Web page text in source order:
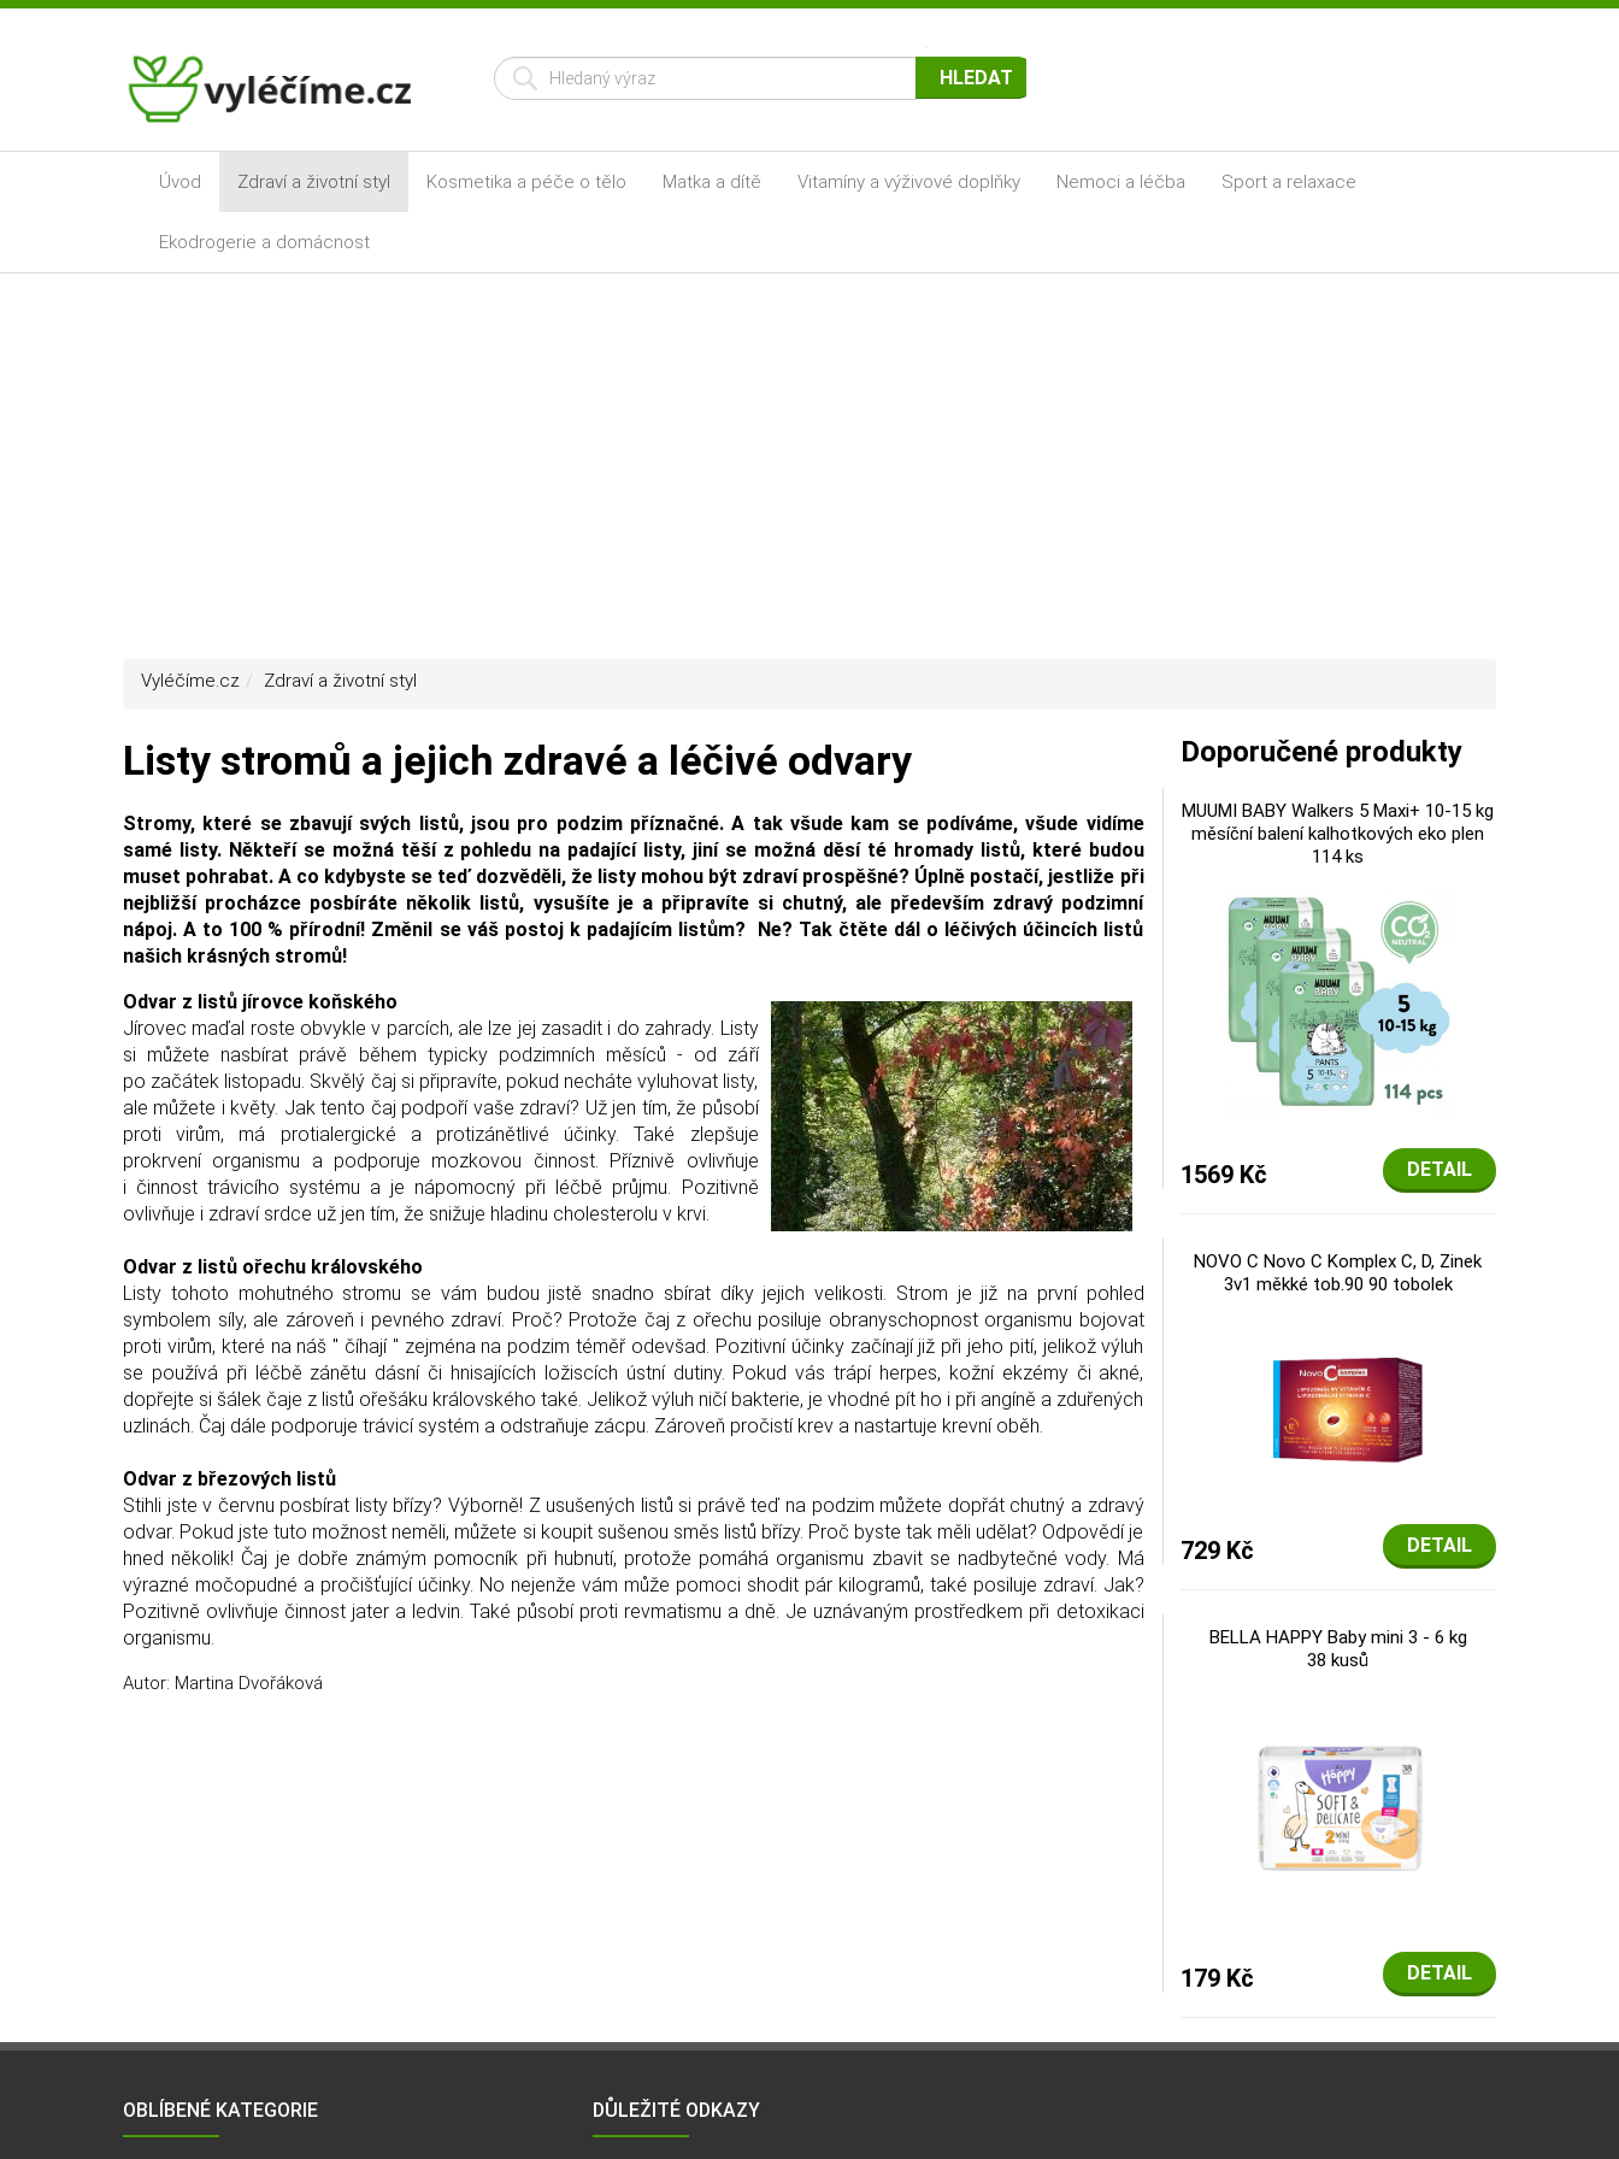
HLEDAT
Úvod Zdraví a životní styl Kosmetika a péče o tělo Matka a dítě Vitamíny a výživové doplňky Nemoci a léčba Sport a relaxace
Ekodrogerie a domácnost
Vyléčíme.cz Zdraví a životní styl
Listy stromů a jejich zdravé a léčivé odvary
Stromy, které se zbavují svých listů, jsou pro podzim příznačné. A tak všude kam se podíváme, všude vidíme
samé listy. Někteří se možná těší z pohledu na padající listy, jiní se možná děsí té hromady listů, které budou
muset pohrabat. A co kdybyste se teď dozvěděli, že listy mohou být zdraví prospěšné? Úplně postačí, jestliže při
nejbližší procházce posbíráte několik listů, vysušíte je a připravíte si chutný, ale především zdravý podzimní
nápoj. A to 100 % přírodní! Změnil se váš postoj k padajícím listům? Ne? Tak čtěte dál o léčivých účincích listů
našich krásných stromů!
Odvar z listů jírovce koňského
Jírovec maďal roste obvykle v parcích, ale lze jej zasadit i do zahrady. Listy
si můžete nasbírat právě během typicky podzimních měsíců - od září
po začátek listopadu. Skvělý čaj si připravíte, pokud necháte vyluhovat listy,
ale můžete i květy. Jak tento čaj podpoří vaše zdraví? Už jen tím, že působí
proti virům, má protialergické a protizánětlivé účinky. Také zlepšuje
prokrvení organismu a podporuje mozkovou činnost. Příznivě ovlivňuje
i činnost trávicího systému a je nápomocný při léčbě průjmu. Pozitivně
ovlivňuje i zdraví srdce už jen tím, že snižuje hladinu cholesterolu v krvi.
Odvar z listů ořechu královského
Listy tohoto mohutného stromu se vám budou jistě snadno sbírat díky jejich velikosti. Strom je již na první pohled
symbolem síly, ale zároveň i pevného zdraví. Proč? Protože čaj z ořechu posiluje obranyschopnost organismu bojovat
proti virům, které na náš " číhají " zejména na podzim téměř odevšad. Pozitivní účinky začínají již při jeho pití, jelikož výluh
se používá při léčbě zánětu dásní či hnisajících ložiscích ústní dutiny. Pokud vás trápí herpes, kožní ekzémy či akné,
dopřejte si šálek čaje z listů ořešáku královského také. Jelikož výluh ničí bakterie, je vhodné pít ho i při angíně a zduřených
uzlinách. Čaj dále podporuje trávicí systém a odstraňuje zácpu. Zároveň pročistí krev a nastartuje krevní oběh.
Odvar z březových listů
Stihli jste v červnu posbírat listy břízy? Výborně! Z usušených listů si právě teď na podzim můžete dopřát chutný a zdravý
odvar. Pokud jste tuto možnost neměli, můžete si koupit sušenou směs listů břízy. Proč byste tak měli udělat? Odpovědí je
hned několik! Čaj je dobře známým pomocník při hubnutí, protože pomáhá organismu zbavit se nadbytečné vody. Má
výrazné močopudné a pročišťující účinky. No nejenže vám může pomoci shodit pár kilogramů, také posiluje zdraví. Jak?
Pozitivně ovlivňuje činnost jater a ledvin. Také působí proti revmatismu a dně. Je uznávaným prostředkem při detoxikaci
organismu.
Autor: Martina Dvořáková
Doporučené produkty
MUUMI BABY Walkers 5 Maxi+ 10-15 kg
měsíční balení kalhotkových eko plen
114 ks
DETAIL
1569 Kč
NOVO C Novo C Komplex C, D, Zinek
3v1 měkké tob.90 90 tobolek
DETAIL
729 Kč
BELLA HAPPY Baby mini 3 - 6 kg
38 kusů
DETAIL
179 Kč
OBLÍBENÉ KATEGORIE DŮLEŽITÉ ODKAZY